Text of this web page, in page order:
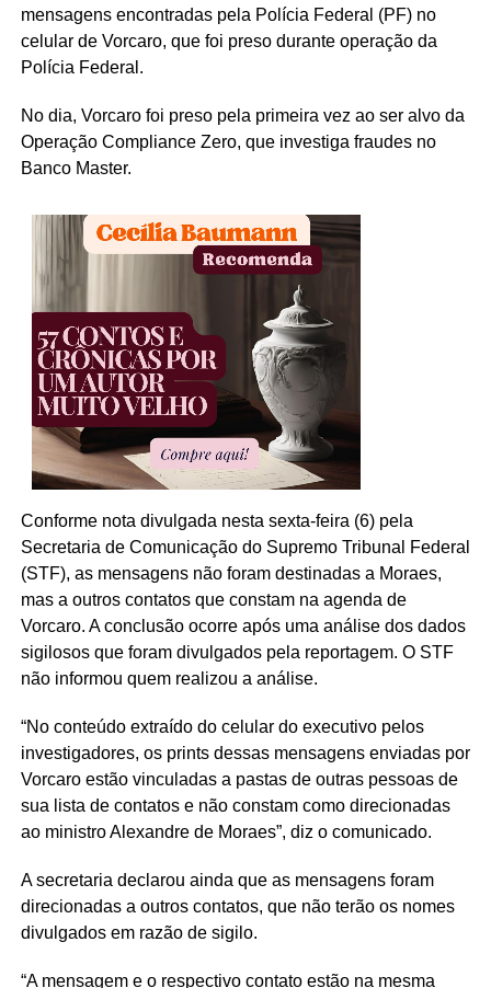
mensagens encontradas pela Polícia Federal (PF) no
celular de Vorcaro, que foi preso durante operação da
Polícia Federal.
No dia, Vorcaro foi preso pela primeira vez ao ser alvo da
Operação Compliance Zero, que investiga fraudes no
Banco Master.
Conforme nota divulgada nesta sexta-feira (6) pela
Secretaria de Comunicação do Supremo Tribunal Federal
(STF), as mensagens não foram destinadas a Moraes,
mas a outros contatos que constam na agenda de
Vorcaro. A conclusão ocorre após uma análise dos dados
sigilosos que foram divulgados pela reportagem. O STF
não informou quem realizou a análise.
“No conteúdo extraído do celular do executivo pelos
investigadores, os prints dessas mensagens enviadas por
Vorcaro estão vinculadas a pastas de outras pessoas de
sua lista de contatos e não constam como direcionadas
ao ministro Alexandre de Moraes”, diz o comunicado.
A secretaria declarou ainda que as mensagens foram
direcionadas a outros contatos, que não terão os nomes
divulgados em razão de sigilo.
“A mensagem e o respectivo contato estão na mesma